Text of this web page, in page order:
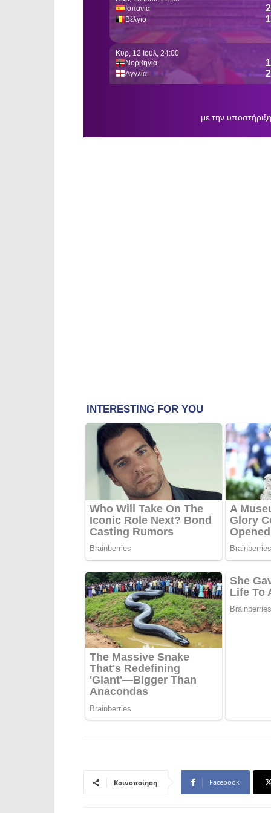
Κοινοποίηση Facebook